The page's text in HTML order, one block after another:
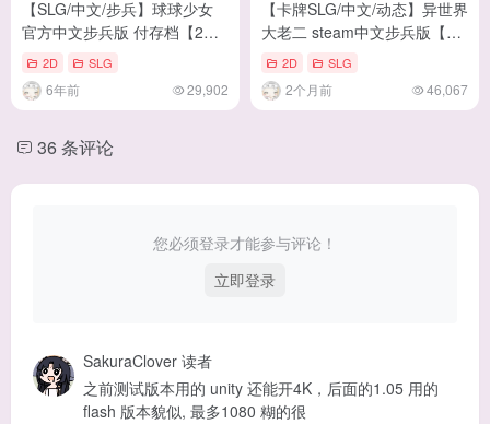
【SLG/中文/步兵】球球少女
官方中文步兵版 付存档【2G/
新作/国语CV】
2D SLG
6年前 29,902
【卡牌SLG/中文/动态】异世界
大老二 steam中文步兵版【新
作/2.5G】
2D SLG
2个月前 46,067
36 条评论
您必须登录才能参与评论！
立即登录
SakuraClover 读者
之前测试版本用的 unity 还能开4K，后面的1.05 用的
flash 版本貌似, 最多1080 糊的很